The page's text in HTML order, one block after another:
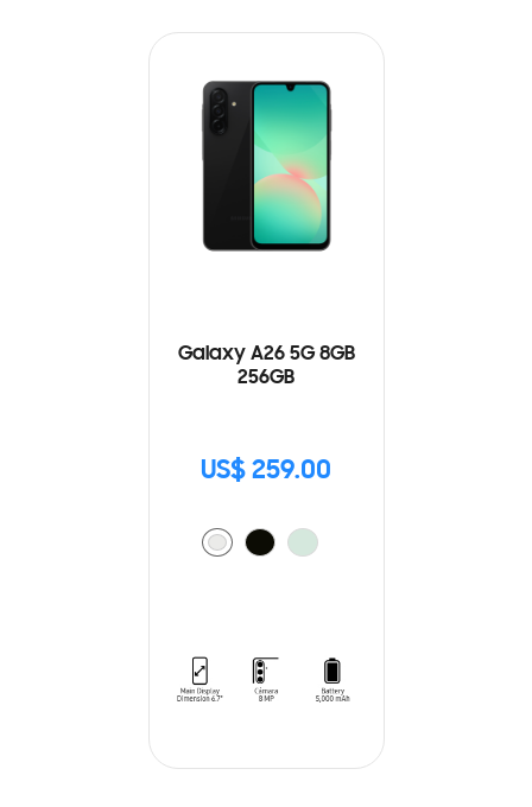
Galaxy A26 5G 8GB
256GB
US$ 259.00